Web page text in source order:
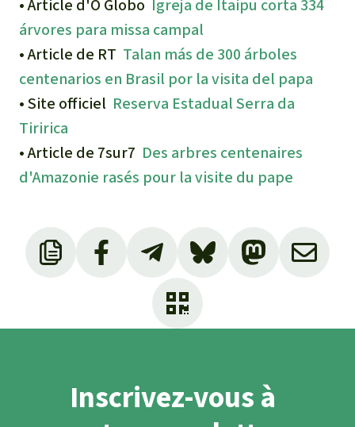
• Article d'O Globo Igreja de Itaipu corta 334
árvores para missa campal
• Article de RT Talan más de 300 árboles
centenarios en Brasil por la visita del papa
• Site officiel Reserva Estadual Serra da
Tiririca
• Article de 7sur7 Des arbres centenaires
d'Amazonie rasés pour la visite du pape
Inscrivez-vous à